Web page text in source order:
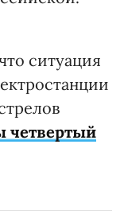
ситуация
четвертый